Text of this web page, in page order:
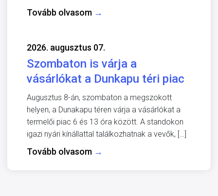
Tovább olvasom →
2026. augusztus 07.
Szombaton is várja a
vásárlókat a Dunkapu téri piac
Augusztus 8-án, szombaton a megszokott
helyen, a Dunakapu téren várja a vásárlókat a
termelői piac 6 és 13 óra között. A standokon
igazi nyári kínállattal találkozhatnak a vevők, […]
Tovább olvasom →